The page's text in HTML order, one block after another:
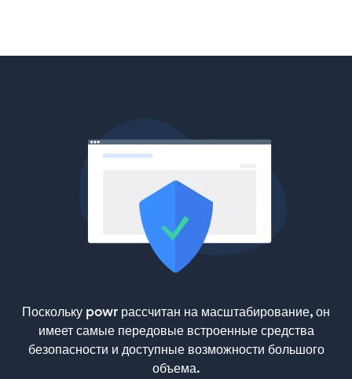
Поскольку powr рассчитан на масштабирование, он
имеет самые передовые встроенные средства
безопасности и доступные возможности большого
объема.